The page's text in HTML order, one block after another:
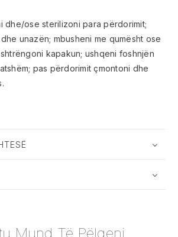
dhe/ose sterilizoni para përdorimit;
unazën; mbusheni me qumësht ose
kapakun; ushqeni foshnjën
pas përdorimit çmontoni dhe
Mund Të Pëlqeni...